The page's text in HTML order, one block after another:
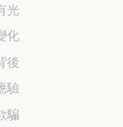
光
化
後
驗
騙